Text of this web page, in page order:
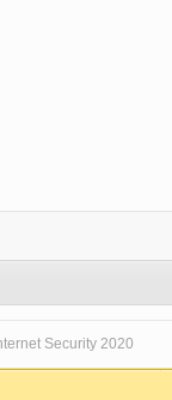
Security 2020